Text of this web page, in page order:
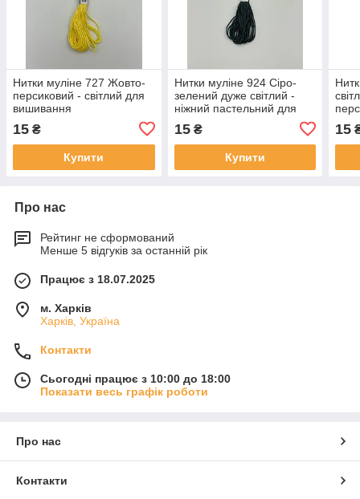
Нитки муліне 727 Жовто-
персиковий - світлий для
вишивання
15 ₴
Купити
Нитки муліне 924 Сіро-
зелений дуже світлий -
ніжний пастельний для
15₴
Купити
15
Про нас
Рейтинг не сформований
Менше 5 відгуків за останній рік
Працює з 18.07.2025
м. Харків
Харків, Україна
Контакти
Сьогодні працює з 10:00 до 18:00
Показати весь графік роботи
Про нас
Контакти